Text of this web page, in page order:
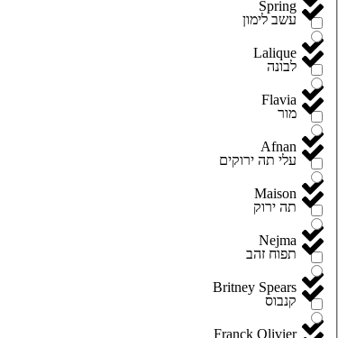
Spring
Lalique
Flavia
Afnan
Maison
Nejma
Britney Spears
Franck Olivier
עשב לימון
לבונה
מור
עלי תה ירוקים
תה ירוק
תפוח זהב
קנבוס